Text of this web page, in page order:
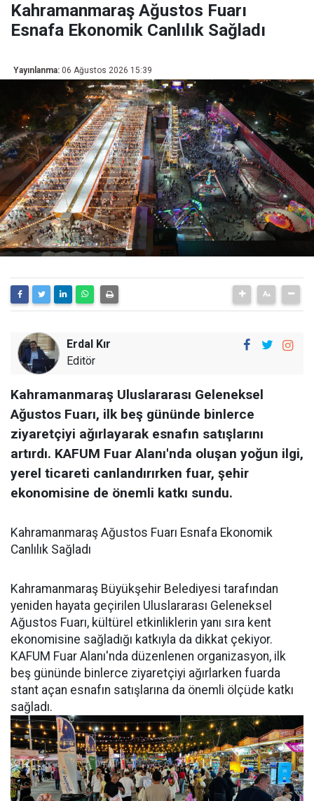
Kahramanmaraş Ağustos Fuarı
Esnafa Ekonomik Canlılık Sağladı
Yayınlanma: 06 Ağustos 2026 15:39
Erdal Kır
Editör
Kahramanmaraş Uluslararası Geleneksel
Ağustos Fuarı, ilk beş gününde binlerce
ziyaretçiyi ağırlayarak esnafın satışlarını
artırdı. KAFUM Fuar Alanı'nda oluşan yoğun ilgi,
yerel ticareti canlandırırken fuar, şehir
ekonomisine de önemli katkı sundu.
Kahramanmaraş Ağustos Fuarı Esnafa Ekonomik
Canlılık Sağladı
Kahramanmaraş Büyükşehir Belediyesi tarafından
yeniden hayata geçirilen Uluslararası Geleneksel
Ağustos Fuarı, kültürel etkinliklerin yanı sıra kent
ekonomisine sağladığı katkıyla da dikkat çekiyor.
KAFUM Fuar Alanı'nda düzenlenen organizasyon, ilk
beş gününde binlerce ziyaretçiyi ağırlarken fuarda
stant açan esnafın satışlarına da önemli ölçüde katkı
sağladı.